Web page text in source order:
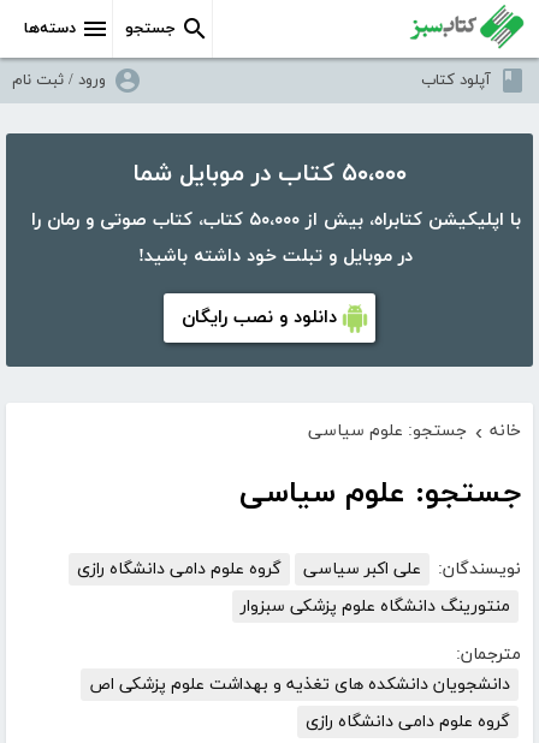
دسته‌ها جستجو
آپلود کتاب ورود / ثبت نام
۵۰،۰۰۰ کتاب در موبایل شما
با اپلیکیشن کتابراه، بیش از ۵۰،۰۰۰ کتاب، کتاب صوتی و رمان را
در موبایل و تبلت خود داشته باشید!
دانلود و نصب رایگان
خانه › جستجو: علوم سیاسی
جستجو: علوم سیاسی
نویسندگان: علی اکبر سیاسی
گروه علوم دامی دانشگاه رازی
منتورینگ دانشگاه علوم پزشکی سبزوار
مترجمان:
دانشجویان دانشکده های تغذیه و بهداشت علوم پزشکی اص
گروه علوم دامی دانشگاه رازی